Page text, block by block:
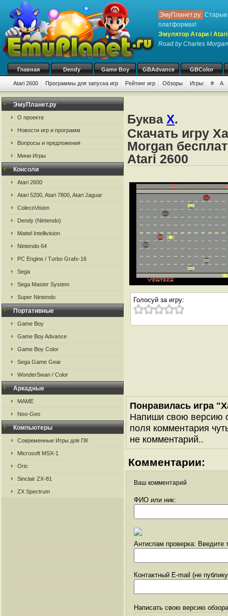
ЭмуПланет.ру: Старые
платформах!
Эмулятор Атари /
Road by Charles Morgan
Главная Dendy Game Boy GBAdvance GBColor
Atari 2600 Программы для запуска игр Рейтинг игр Обзоры Игры: # A
ЭмуПланет.ру
О проекте
Новости игр и программ
Вопросы и предложения
Мини Игры
Консоли
Atari 2600
Atari 5200, Atari 7800, Atari Jaguar
ColecoVision
Dendy (Nintendo)
Mattel Intellivision
Nintendo 64
PC Engine / Turbo Grafx-16
Sega
Sega Master System
Super Nintendo
Портативные
Game Boy
Game Boy Advance
Game Boy Color
Sega Game Gear
WonderSwan / Color
Аркадные
MAME
Neo-Geo
Компьютеры
Современные Игры для ПК
Microsoft MSX-1
Oric
Sinclair ZX-81
ZX Spectrum
Буква X.
Скачать игру
Morgan
Atari 2600
Голосуй за игру:
Понравилась игра
Напиши свою версию
поля комментария
не комментарий..
Комментарии:
Ваш комментарий
ФИО или ник:
Антиспам проверка: Введите
Контактный E-mail (не
Написать свою версию